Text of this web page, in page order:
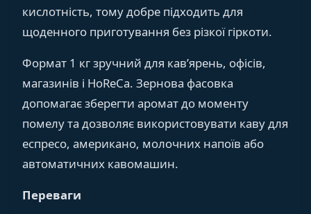
кислотність, тому добре підходить для
щоденного приготування без різкої гіркоти.
Формат 1 кг зручний для кав’ярень, офісів,
магазинів і HoReCa. Зернова фасовка
допомагає зберегти аромат до моменту
помелу та дозволяє використовувати каву для
еспресо, американо, молочних напоїв або
автоматичних кавомашин.
Переваги